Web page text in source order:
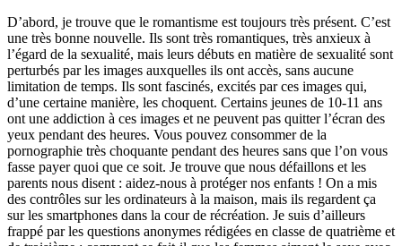
D’abord, je trouve que le romantisme est toujours très présent. C’est
une très bonne nouvelle. Ils sont très romantiques, très anxieux à
l’égard de la sexualité, mais leurs débuts en matière de sexualité sont
perturbés par les images auxquelles ils ont accès, sans aucune
limitation de temps. Ils sont fascinés, excités par ces images qui,
d’une certaine manière, les choquent. Certains jeunes de 10-11 ans
ont une addiction à ces images et ne peuvent pas quitter l’écran des
yeux pendant des heures. Vous pouvez consommer de la
pornographie très choquante pendant des heures sans que l’on vous
fasse payer quoi que ce soit. Je trouve que nous défaillons et les
parents nous disent : aidez-nous à protéger nos enfants ! On a mis
des contrôles sur les ordinateurs à la maison, mais ils regardent ça
sur les smartphones dans la cour de récréation. Je suis d’ailleurs
frappé par les questions anonymes rédigées en classe de quatrième et